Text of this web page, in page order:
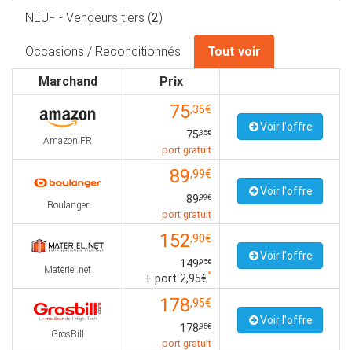
NEUF - Vendeurs tiers (2)
Occasions / Reconditionnés
Tout voir
Marchand
Prix
Amazon FR
75,35€
75,35€
port gratuit
Voir l'offre
Boulanger
89,99€
89,99€
port gratuit
Voir l'offre
Materiel.net
152,90€
149,95€
+ port 2,95€*
Voir l'offre
GrosBill
178,95€
178,95€
port gratuit
Voir l'offre